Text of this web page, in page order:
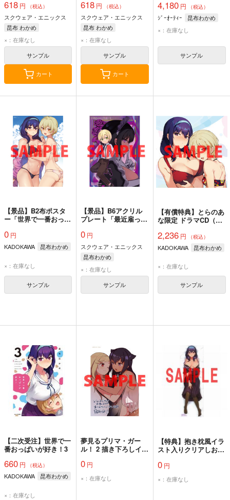
618 円 （税込）
スクウェア・エニックス
昆布 わかめ
×：在庫なし
サンプル
カート
618 円 （税込）
スクウェア・エニックス
昆布 わかめ
×：在庫なし
サンプル
カート
4,180円 （税込）
ｼﾞｰｵｰﾃｨｰ
昆布わかめ
×：在庫なし
サンプル
【景品】B2布ポスタ
ー「世界で一番おっぱ
クラノベフェスタ
2020）
0 円
KADOKAWA 昆布わかめ
×：在庫なし
サンプル
【景品】B6アクリル
プレート「最近雇った
ミックラノベフェスタ
2020）
0 円
スクウェア・エニックス
昆布わかめ
×：在庫なし
サンプル
【有償特典】とらのあ
な限定 ドラマCD（世
き！3巻）
2,236円 （税込）
KADOKAWA 昆布わかめ
×：在庫なし
サンプル
【二次受注】世界で一
番おっぱいが好き！3
660 円 （税込）
KADOKAWA 昆布わかめ
×：在庫なし
夢見るプリマ・ガー
ル！ 2 描き下ろしイラ
0 円
×：在庫なし
【特典】抱き枕風イラ
スト入りクリアしおり
周年フェア『世界で一
1』）
0円
×：在庫なし